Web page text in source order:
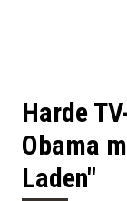
Harde
Obama
Laden"